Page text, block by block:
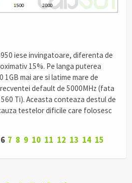
iese invingatoare, diferenta de
15%. Pe langa puterea
1GB mai are si latime mare de
default de 5000MHz (fata
560 Ti). Aceasta conteaza destul de
testelor dificile care folosesc
6 7 8 9 10 11 12 13 14 15